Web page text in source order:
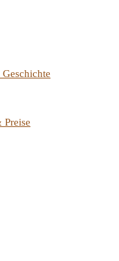
Preise